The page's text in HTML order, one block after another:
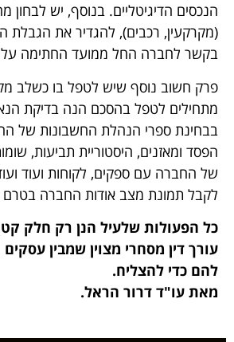
הנכסים הדיגיטליים. בנוסף, יש
(מקרקעין, רכבים), להגדיר את הגבלת
בקשר לחברה החל ממועד החתימה על
פרק חשוב נוסף שיש לטפל בו כשלב
מתחילים לטפל בהסכם הנה בדיקת
בבחינת ספרי הנהלת החשבונות של
הפסד ומאזנים, היסטוריית תביעות,
של החברה עם ספקים, לקוחות ועוד
לקבל תמונת מצב אודות החברה בטרם
כל הפעולות שלעיל הנן רק חלק
עורך דין מסחרי מצוין שמבין
להם כדי להצליח.
מאת עו"ד דרור הראל.